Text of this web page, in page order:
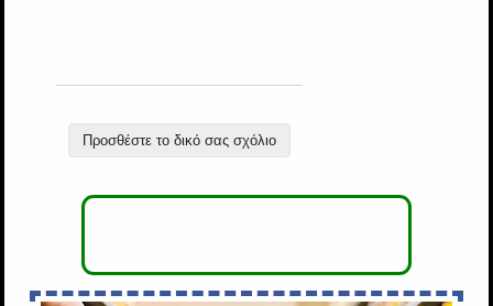
Προσθέστε το δικό σας σχόλιο